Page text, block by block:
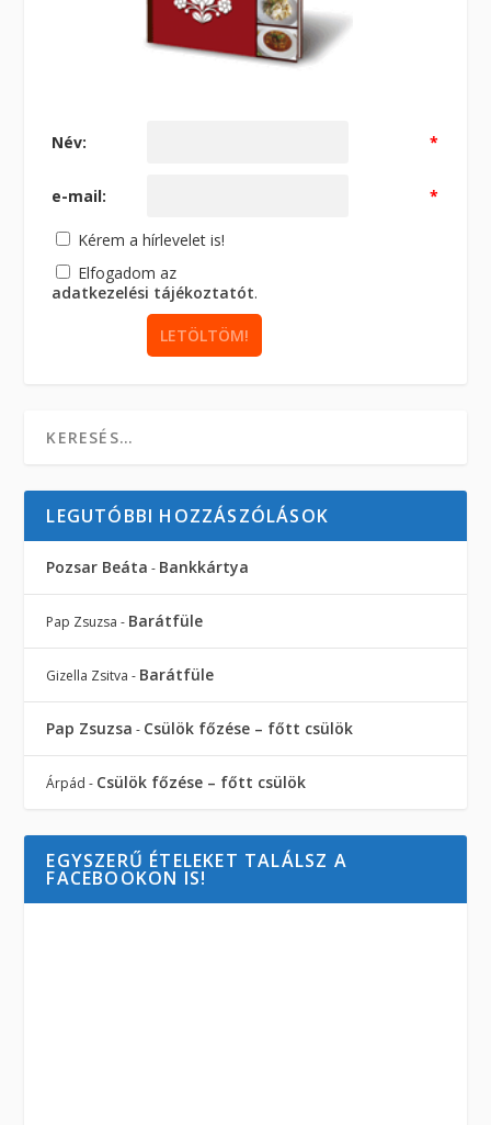
Név: *
e-mail: *
Kérem a hírlevelet is!
Elfogadom az
adatkezelési tájékoztatót.
LEGUTÓBBI HOZZÁSZÓLÁSOK
Pozsar Beáta - Bankkártya
Pap Zsuzsa - Barátfüle
Gizella Zsitva - Barátfüle
Pap Zsuzsa - Csülök főzése – főtt csülök
Árpád - Csülök főzése – főtt csülök
EGYSZERŰ ÉTELEKET TALÁLSZ A
FACEBOOKON IS!